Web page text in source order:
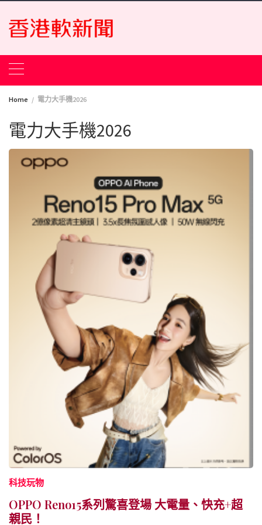
Skip
content
Home 電力大手機2026
電力大手機2026
科技玩物
OPPO Reno15系列驚喜登場 大電量、快充+超
親民！